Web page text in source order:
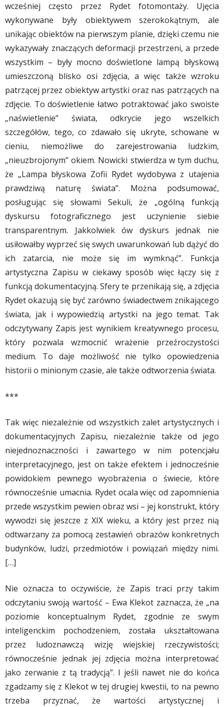
wcześniej często przez Rydet fotomontaży. Ujęcia
wykonywane były obiektywem szerokokątnym, ale
unikając obiektów na pierwszym planie, dzięki czemu nie
wykazywały znaczących deformacji przestrzeni, a przede
wszystkim – były mocno doświetlone lampą błyskową
umieszczoną blisko osi zdjęcia, a więc także wzroku
patrzącej przez obiektyw artystki oraz nas patrzących na
zdjęcie. To doświetlenie łatwo potraktować jako swoiste
„naświetlenie” świata, odkrycie jego wszelkich
szczegółów, tego, co zdawało się ukryte, schowane w
cieniu, niemożliwe do zarejestrowania ludzkim,
„nieuzbrojonym” okiem. Nowicki stwierdza w tym duchu,
że „Lampa błyskowa Zofii Rydet wydobywa z utajenia
prawdziwą naturę świata”. Można podsumować,
posługując się słowami Sekuli, że „ogólną funkcją
dyskursu fotograficznego jest uczynienie siebie
transparentnym. Jakkolwiek ów dyskurs jednak nie
usiłowałby wyprzeć się swych uwarunkowań lub dążyć do
ich zatarcia, nie może się im wymknąć”. Funkcja
artystyczna Zapisu w ciekawy sposób więc łączy się z
funkcją dokumentacyjną. Sfery te przenikają się, a zdjęcia
Rydet okazują się być zarówno świadectwem znikającego
świata, jak i wypowiedzią artystki na jego temat. Tak
odczytywany Zapis jest wynikiem kreatywnego procesu,
który pozwala wzmocnić wrażenie przeźroczystości
medium. To daje możliwość nie tylko opowiedzenia
historii o minionym czasie, ale także odtworzenia świata.
***
Tak więc niezależnie od wszystkich zalet artystycznych i
dokumentacyjnych Zapisu, niezależnie także od jego
niejednoznaczności i zawartego w nim potencjału
interpretacyjnego, jest on także efektem i jednocześnie
powidokiem pewnego wyobrażenia o świecie, które
równocześnie umacnia. Rydet ocala więc od zapomnienia
przede wszystkim pewien obraz wsi – jej konstrukt, który
wywodzi się jeszcze z XIX wieku, a który jest przez nią
odtwarzany za pomocą zestawień obrazów konkretnych
budynków, ludzi, przedmiotów i powiązań między nimi.
[…]
Nie oznacza to oczywiście, że Zapis traci przy takim
odczytaniu swoją wartość – Ewa Klekot zaznacza, że „na
poziomie konceptualnym Rydet, zgodnie ze swym
inteligenckim pochodzeniem, została ukształtowana
przez ludoznawczą wizję wiejskiej rzeczywistości;
równocześnie jednak jej zdjęcia można interpretować
jako zerwanie z tą tradycją”. I jeśli nawet nie do końca
zgadzamy się z Klekot w tej drugiej kwestii, to na pewno
trzeba przyznać, że wartości artystycznej i